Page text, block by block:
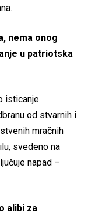
nema onog
u patriotska
isticanje
od stvarnih i
mračnih
svedeno na
napad –
alibi za